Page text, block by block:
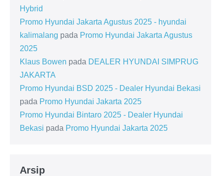
Hybrid
Promo Hyundai Jakarta Agustus 2025 - hyundai
kalimalang pada Promo Hyundai Jakarta Agustus
2025
Klaus Bowen pada DEALER HYUNDAI SIMPRUG
JAKARTA
Promo Hyundai BSD 2025 - Dealer Hyundai Bekasi
pada Promo Hyundai Jakarta 2025
Promo Hyundai Bintaro 2025 - Dealer Hyundai
Bekasi pada Promo Hyundai Jakarta 2025
Arsip